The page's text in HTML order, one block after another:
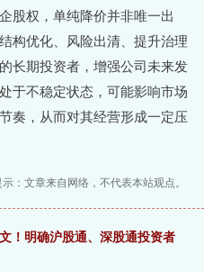
股权，单纯降价并非唯一出
构优化、风险出清、提升治理
长期投资者，增强公司未来发
于不稳定状态，可能影响市场
奏，从而对其经营形成一定压
：文章来自网络，不代表本站观点。
！明确沪股通、深股通投资者